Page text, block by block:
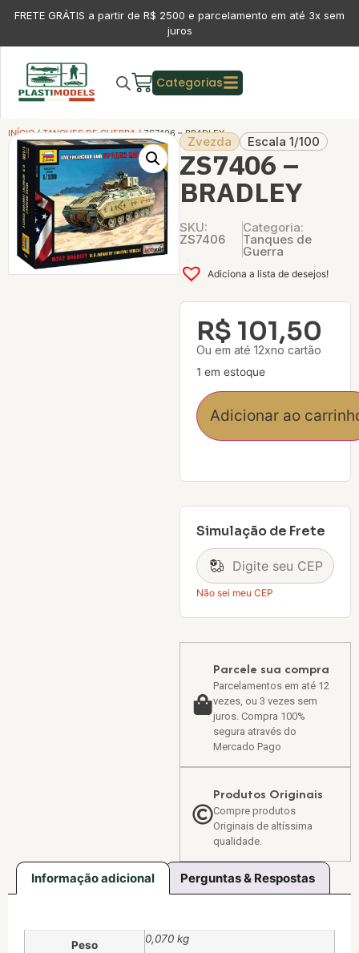
FRETE GRÁTIS a partir de R$ 2500 e parcelamento em até 3x sem
juros
Categorias
INÍCIO/TANQUES DE GUERRA/ ZS7406 – BRADLEY
Zvezda Escala 1/100
ZS7406 –
BRADLEY
SKU:
ZS7406
Categoria:
Tanques de
Guerra
Adiciona a lista de desejos!
R$ 101,50
Ou em até 12xno cartão
1 em estoque
Adicionar ao
Simulação de Frete
Não sei meu CEP
Parcele sua compra
Parcelamentos em até 12
vezes, ou 3 vezes sem
juros. Compra 100%
segura através do
Mercado Pago
Produtos Originais
Compre produtos
Originais de altíssima
qualidade.
Informação adicional Perguntas & Respostas
Peso 0,070 kg